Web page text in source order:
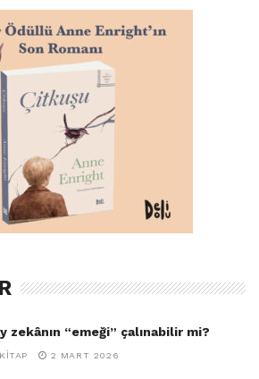
zekânın “emeği” çalınabilir mi?
2 MART 2026